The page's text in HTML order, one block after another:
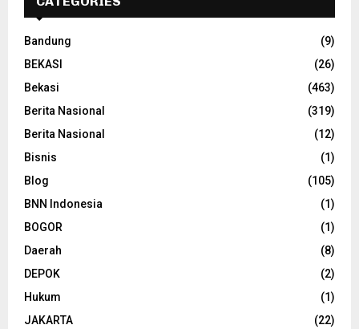
Bandung
(9)
BEKASI
(26)
Bekasi
(463)
Berita Nasional
(319)
Berita Nasional
(12)
Bisnis
(1)
Blog
(105)
BNN Indonesia
(1)
BOGOR
(1)
Daerah
(8)
DEPOK
(2)
Hukum
(1)
JAKARTA
(22)